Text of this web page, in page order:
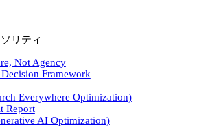
リティ
Not Agency
Framework
Everywhere Optimization)
Report
AI Optimization)